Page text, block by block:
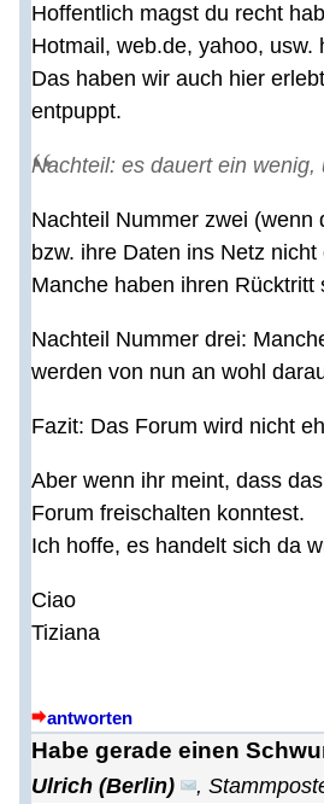
Hoffentlich magst du recht
Hotmail, web.de, yahoo,
Das haben wir auch hier
entpuppt.
Nachteil: es dauert ein
Nachteil Nummer zwei
bzw. ihre Daten ins Netz
Manche haben ihren
Nachteil Nummer drei:
werden von nun an wohl
Fazit: Das Forum wird nicht
Aber wenn ihr meint, dass
Forum freischalten konntest.
Ich hoffe, es handelt sich da
Ciao
Tiziana
antworten
Habe gerade einen
Ulrich (Berlin) ,